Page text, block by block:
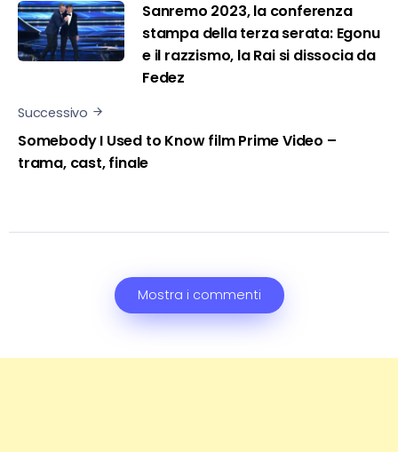
Sanremo 2023, la conferenza
stampa della terza serata: Egonu
e il razzismo, la Rai si dissocia da
Fedez
Successivo
Somebody I Used to Know film Prime Video –
trama, cast, finale
Mostra i commenti